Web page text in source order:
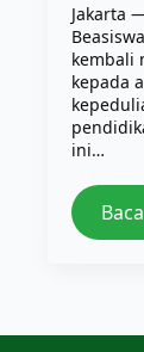
Jakarta
kembali
kepada
ini…
Baca